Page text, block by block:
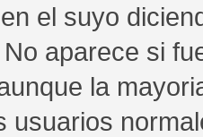
el suyo
aparece si
la
usuarios